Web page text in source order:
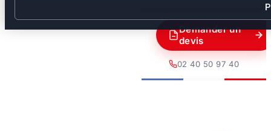
Demander un
devis
02 40 50 97 40